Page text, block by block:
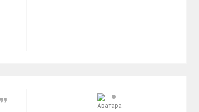
Цитата